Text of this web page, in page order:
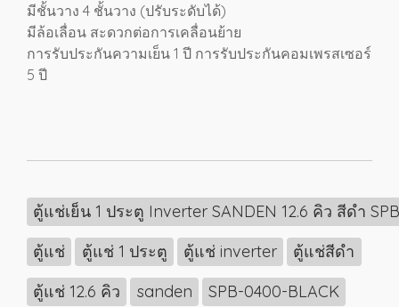
มีชั้นวาง 4 ชั้นวาง (ปรับระดับได้)
มีล้อเลื่อน สะดวกต่อการเคลื่อนย้าย
การรับประกันความเย็น 1 ปี การรับประกันคอมเพรสเซอร์
5 ปี
ตู้แช่เย็น 1 ประตู Inverter SANDEN 12.6 คิว สีดำ
ตู้แช่
ตู้แช่ 1 ประตู ตู้แช่ inverter
ตู้แช่สีดำ
ตู้แช่ 12.6 คิว
sanden SPB-0400-BLACK